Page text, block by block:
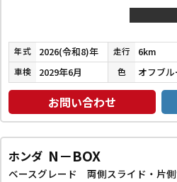
年式 2026(令和8)年 走行 6km
車検 2029年6月 色
お問い合わせ
ホンダ N－BOX